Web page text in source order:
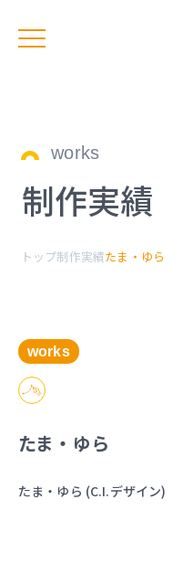
works
制作実績
トップ制作実績たま・ゆら
works
たま・ゆら
たま・ゆら (C.I.デザイン)